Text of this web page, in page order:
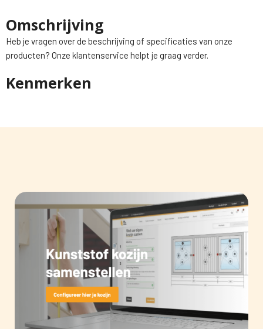
Omschrijving
Heb je vragen over de beschrijving of specificaties van onze
producten? Onze klantenservice helpt je graag verder.
Kenmerken